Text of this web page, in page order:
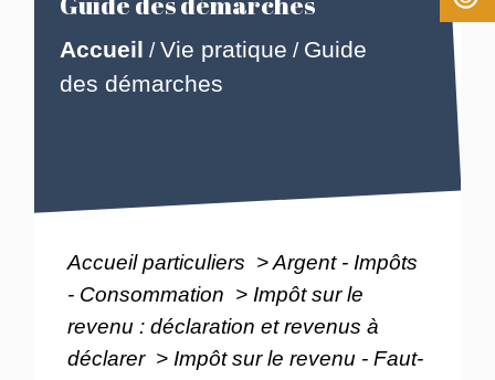
Accueil /Vie pratique / Guide
des démarches
Accueil particuliers >Argent - Impôts
- Consommation > Impôt sur le
revenu : déclaration et revenus à
déclarer > Impôt sur le revenu - Faut-